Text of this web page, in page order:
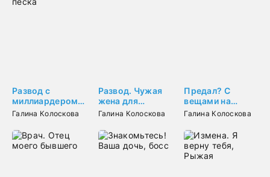
Развод с
миллиардером.
Крепость из
Галина Колоскова
Развод. Чужая
жена для
миллиардера
Галина Колоскова
Предал? С
вещами на
выход!
Галина Колоскова